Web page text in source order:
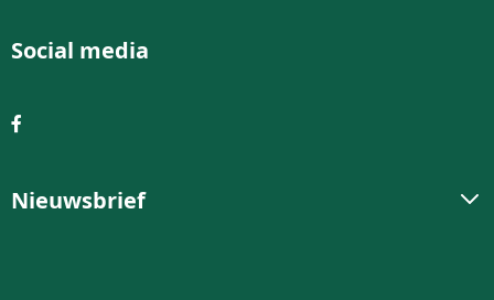
Social media
Nieuwsbrief